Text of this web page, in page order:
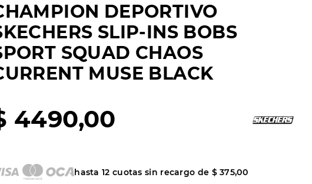
DEPORTIVO
SLIP-INS BOBS
SQUAD CHAOS
MUSE BLACK
4490,00
hasta12 cuotas sin recargo de $ 375,00